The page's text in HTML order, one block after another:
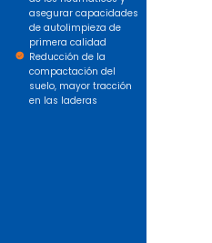
asegurar capacidades
de autolimpieza de
primera calidad
Reducción de la
compactación del
suelo, mayor tracción
en las laderas